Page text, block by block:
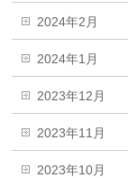
2024年2月
2024年1月
2023年12月
2023年11月
2023年10月